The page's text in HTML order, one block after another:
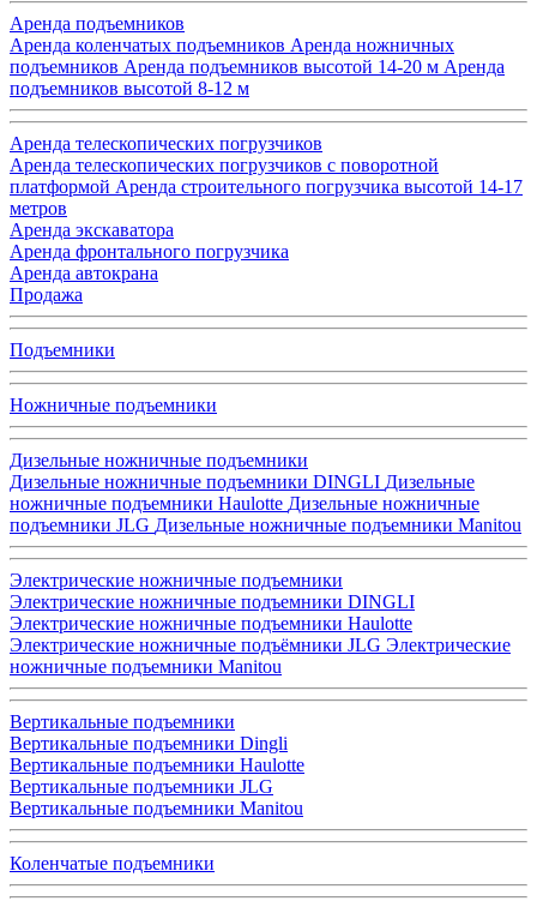
Аренда подъемников
Аренда коленчатых подъемников Аренда ножничных
подъемников Аренда подъемников высотой 14-20 м Аренда
подъемников высотой 8-12 м
Аренда телескопических погрузчиков
Аренда телескопических погрузчиков с поворотной
платформой Аренда строительного погрузчика высотой 14-17
метров
Аренда экскаватора
Аренда фронтального погрузчика
Аренда автокрана
Продажа
Подъемники
Ножничные подъемники
Дизельные ножничные подъемники
Дизельные ножничные подъемники DINGLI Дизельные
ножничные подъемники Haulotte Дизельные ножничные
подъемники JLG Дизельные ножничные подъемники Manitou
Электрические ножничные подъемники
Электрические ножничные подъемники DINGLI
Электрические ножничные подъемники Haulotte
Электрические ножничные подъёмники JLG Электрические
ножничные подъемники Manitou
Вертикальные подъемники
Вертикальные подъемники Dingli
Вертикальные подъемники Haulotte
Вертикальные подъемники JLG
Вертикальные подъемники Manitou
Коленчатые подъемники